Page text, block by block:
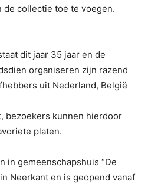
de collectie toe te voegen.
dit jaar 35 jaar en de
organiseren zijn razend
uit Nederland, België
bezoekers kunnen hierdoor
platen.
in gemeenschapshuis “De
Neerkant en is geopend vanaf